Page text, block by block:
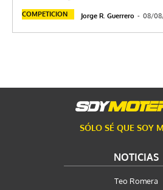
COMPETICION Jorge R. Guerrero - 08/
SÓLO SÉ QUE SOY
NOTICIAS
Teo Romera